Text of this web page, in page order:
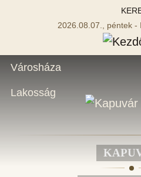
2026.08.07., péntek -
Városháza
Lakosság